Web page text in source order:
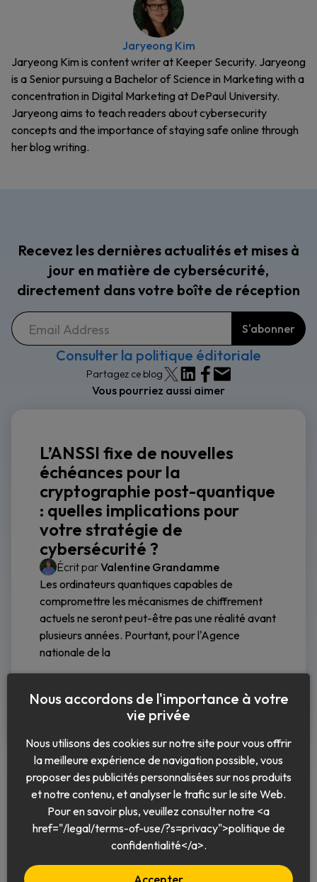
Jaryeong Kim
Jaryeong Kim is content writer at Keeper Security. Jaryeong
is a Senior pursuing a Bachelor of Science in Marketing with a
concentration in Digital Marketing at DePaul University.
Jaryeong aims to teach readers about cybersecurity
concepts and the importance of staying safe online through
her blog writing.
Recevez les dernières actualités et mises à
jour en matière de cybersécurité,
directement dans votre boîte de réception
Consulter la politique éditoriale
Partagez ce blog
Vous pourriez aussi aimer
L’ANSSI fixe de nouvelles
échéances pour la
cryptographie post-quantique
: quelles implications pour
votre stratégie de
cybersécurité ?
Écrit parValentine Grandamme
Les ordinateurs quantiques capables de
compromettre les mécanismes de chiffrement
actuels ne seront peut-être pas une réalité avant
plusieurs années. Pourtant, pour l'Agence
nationale de la
Lire la suite
Français
Nous accordons de l'importance à votre
vie privée
Nous utilisons des cookies sur notre site pour vous offrir
la meilleure expérience de navigation possible, vous
proposer des publicités personnalisées sur nos produits
et notre contenu, et analyser le trafic sur le site Web.
Pour en savoir plus, veuillez consulter notre <a
href="/legal/terms-of-use/?s=privacy">politique de
confidentialité</a>.
Accepter